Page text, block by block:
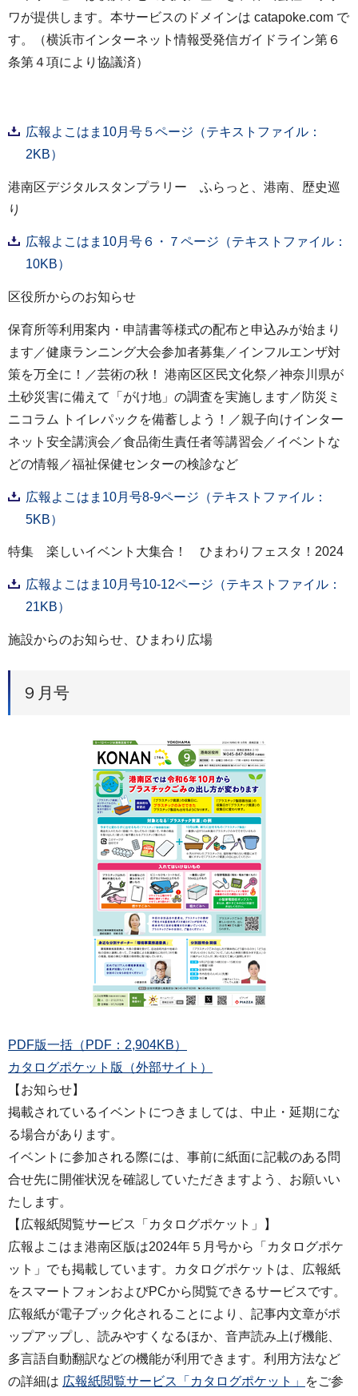
ワが提供します。本サービスのドメインは catapoke.com で
す。（横浜市インターネット情報受発信ガイドライン第６
条第４項により協議済）
広報よこはま10月号５ページ（テキストファイル：
2KB）
港南区デジタルスタンプラリー ふらっと、港南、歴史巡
り
広報よこはま10月号６・７ページ（テキストファイル：
10KB）
区役所からのお知らせ
保育所等利用案内・申請書等様式の配布と申込みが始まり
ます／健康ランニング大会参加者募集／インフルエンザ対
策を万全に！／芸術の秋！ 港南区区民文化祭／神奈川県が
土砂災害に備えて「がけ地」の調査を実施します／防災ミ
ニコラム トイレパックを備蓄しよう！／親子向けインター
ネット安全講演会／食品衛生責任者等講習会／イベントな
どの情報／福祉保健センターの検診など
広報よこはま10月号8-9ページ（テキストファイル：
5KB）
特集 楽しいイベント大集合！ ひまわりフェスタ！2024
広報よこはま10月号10-12ページ（テキストファイル：
21KB）
施設からのお知らせ、ひまわり広場
９月号
PDF版一括（PDF：2,904KB）
カタログポケット版（外部サイト）
【お知らせ】
掲載されているイベントにつきましては、中止・延期にな
る場合があります。
イベントに参加される際には、事前に紙面に記載のある問
合せ先に開催状況を確認していただきますよう、お願いい
たします。
【広報紙閲覧サービス「カタログポケット」】
広報よこはま港南区版は2024年５月号から「カタログポケ
ット」でも掲載しています。カタログポケットは、広報紙
をスマートフォンおよびPCから閲覧できるサービスです。
広報紙が電子ブック化されることにより、記事内文章がポ
ップアップし、読みやすくなるほか、音声読み上げ機能、
多言語自動翻訳などの機能が利用できます。利用方法など
の詳細は 広報紙閲覧サービス「カタログポケット」
をご参